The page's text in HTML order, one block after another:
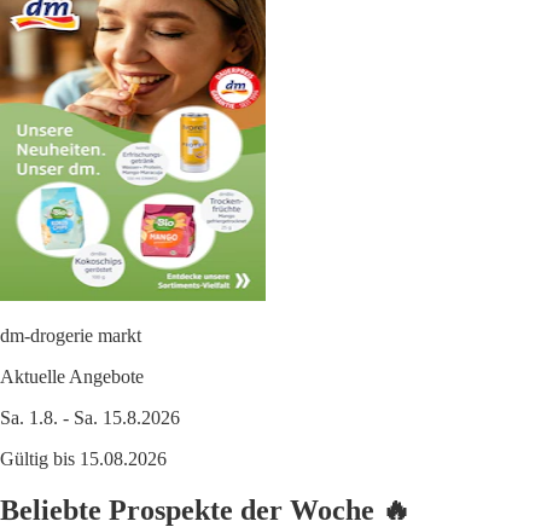
dm-drogerie markt
Aktuelle Angebote
Sa. 1.8. - Sa. 15.8.2026
Gültig bis 15.08.2026
Beliebte Prospekte der Woche 🔥